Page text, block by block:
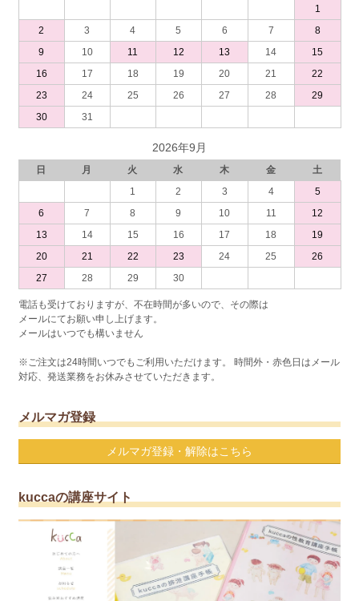
1
2
3 4 5 6 7
8
9
10 11 12 13 14
15
16
17 18 19 20 21
22
23
24 25 26 27 28
29
30
31
2026年9月
日 月 火 水 木 金
土
1
2 3 4
5
6
7 8 9 10 11
12
13
14 15 16 17 18
19
20
21 22 23 24 25
26
27
28 29 30
電話も受けておりますが、不在時間が多いので、その際は
メールにてお願い申し上げます。
メールはいつでも構いません
※ご注文は24時間いつでもご利用いただけます。 時間外・赤色日はメール
対応、発送業務をお休みさせていただきます。
メルマガ登録
メルマガ登録・解除はこちら
kuccaの講座サイト